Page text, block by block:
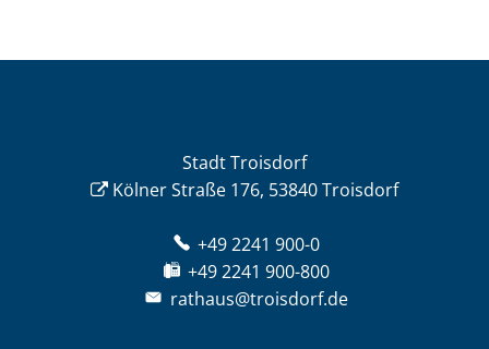
Stadt Troisdorf
Kölner Straße 176, 53840 Troisdorf
+49 2241 900-0
+49 2241 900-800
rathaus@troisdorf.de